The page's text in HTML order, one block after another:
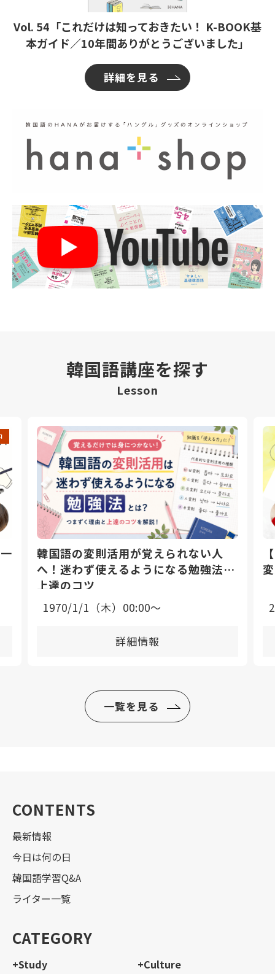
Vol. 54「これだけは知っておきたい！ K-BOOK基
本ガイド／10年間ありがとうございました」
詳細を見る
韓国語講座を探す
Lesson
韓国語の変則活用が覚えられない人
へ！迷わず使えるようになる勉強法と
上達のコツ
1970/1/1（木）00:00〜
詳細情報
一覧を見る
CONTENTS
最新情報
今日は何の日
韓国語学習Q&A
ライター一覧
CATEGORY
+Study
+Culture